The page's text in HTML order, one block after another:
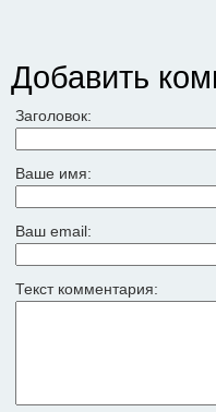
Добавить
Заголовок:
Ваше имя:
Ваш email:
Текст комментария: